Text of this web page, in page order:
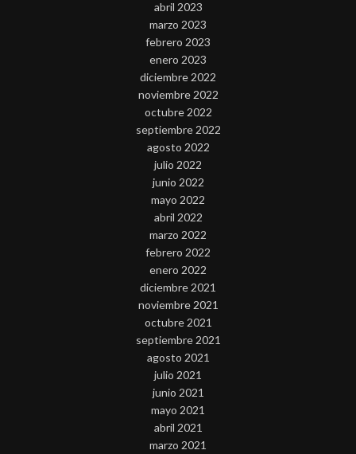
abril 2023
marzo 2023
febrero 2023
enero 2023
diciembre 2022
noviembre 2022
octubre 2022
septiembre 2022
agosto 2022
julio 2022
junio 2022
mayo 2022
abril 2022
marzo 2022
febrero 2022
enero 2022
diciembre 2021
noviembre 2021
octubre 2021
septiembre 2021
agosto 2021
julio 2021
junio 2021
mayo 2021
abril 2021
marzo 2021